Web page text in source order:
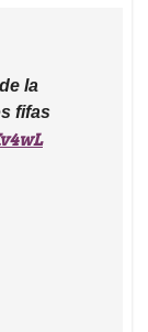
la
fifas